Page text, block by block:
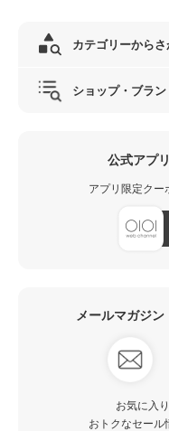
カテゴリーから
ショップ・ブラ
公式アプ
アプリ限定クー
メールマガジン
お気に入
おトクなセール